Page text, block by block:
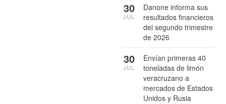
Danone informa sus
resultados financieros
del segundo trimestre
de 2026
30
JUL
Envían primeras 40
toneladas de limón
veracruzano a
mercados de Estados
Unidos y Rusia
30
JUL